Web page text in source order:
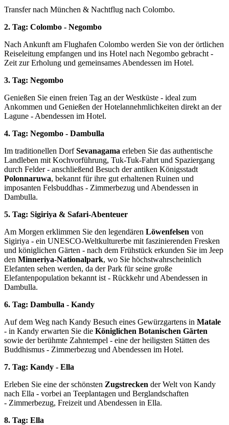
Transfer nach München & Nachtflug nach Colombo.
2. Tag: Colombo - Negombo
Nach Ankunft am Flughafen Colombo werden Sie von der örtlichen
Reiseleitung empfangen und ins Hotel nach Negombo gebracht -
Zeit zur Erholung und gemeinsames Abendessen im Hotel.
3. Tag: Negombo
Genießen Sie einen freien Tag an der Westküste - ideal zum
Ankommen und Genießen der Hotelannehmlichkeiten direkt an der
Lagune - Abendessen im Hotel.
4. Tag: Negombo - Dambulla
Im traditionellen DorfSevanagama erleben Sie das authentische
Landleben mit Kochvorführung, Tuk-Tuk-Fahrt und Spaziergang
durch Felder - anschließend Besuch der antiken Königsstadt
Polonnaruwa, bekannt für ihre gut erhaltenen Ruinen und
imposanten Felsbuddhas - Zimmerbezug und Abendessen in
Dambulla.
5. Tag: Sigiriya & Safari-Abenteuer
Am Morgen erklimmen Sie den legendären Löwenfelsen von
Sigiriya - ein UNESCO-Weltkulturerbe mit faszinierenden Fresken
und königlichen Gärten - nach dem Frühstück erkunden Sie im Jeep
den Minneriya-Nationalpark, wo Sie höchstwahrscheinlich
Elefanten sehen werden, da der Park für seine große
Elefantenpopulation bekannt ist - Rückkehr und Abendessen in
Dambulla.
6. Tag: Dambulla - Kandy
Auf dem Weg nach Kandy Besuch eines Gewürzgartens in Matale
- in Kandy erwarten Sie die Königlichen Botanischen Gärten
sowie der berühmte Zahntempel - eine der heiligsten Stätten des
Buddhismus - Zimmerbezug und Abendessen im Hotel.
7. Tag: Kandy - Ella
Erleben Sie eine der schönsten Zugstrecken der Welt von Kandy
nach Ella - vorbei an Teeplantagen und Berglandschaften
- Zimmerbezug, Freizeit und Abendessen in Ella.
8. Tag: Ella